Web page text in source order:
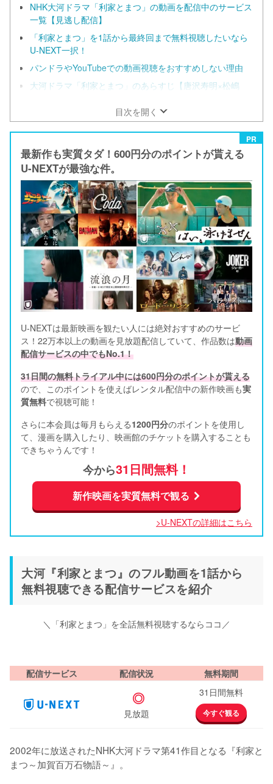
NHK大河ドラマ「利家とまつ」の動画を配信中のサービス
一覧【見逃し配信】
「利家とまつ」を1話から最終回まで無料視聴したいなら
U-NEXT一択！
パンドラやYouTubeでの動画視聴をおすすめしない理由
大河ドラマ「利家とまつ」のあらすじ【唐沢寿明×松嶋
目次を開く
PR
最新作も実質タダ！600円分のポイントが貰える
U-NEXTが最強な件。
U-NEXTは最新映画を観たい人には絶対おすすめのサービ
ス！22万本以上の動画を見放題配信していて、作品数は動画
配信サービスの中でもNo.1！
31日間の無料トライアル中には600円分のポイントが貰える
ので、このポイントを使えばレンタル配信中の新作映画も実
質無料で視聴可能！
さらに本会員は毎月もらえる1200円分のポイントを使用し
て、漫画を購入したり、映画館のチケットを購入することも
できちゃうんです！
今から31日間無料！
新作映画を実質無料で観る
>U-NEXTの詳細はこちら
大河『利家とまつ』のフル動画を1話から
無料視聴できる配信サービスを紹介
＼「利家とまつ」を全話無料視聴するならココ／
配信サービス 配信状況 無料期間
◎
見放題
31日間無料
今すぐ観る
2002年に放送されたNHK大河ドラマ第41作目となる『利家と
まつ～加賀百万石物語～』。